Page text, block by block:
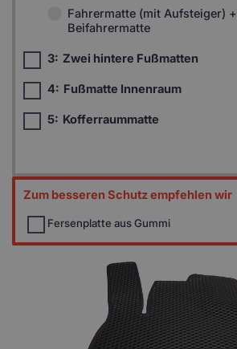
Fahrermatte (mit Aufsteiger) +
Beifahrermatte
3: Zwei hintere Fußmatten
4: Fußmatte Innenraum
5: Kofferraummatte
Zum besseren Schutz empfehlen wir
Fersenplatte aus Gummi